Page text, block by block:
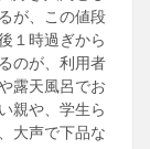
が、この値段
１時過ぎから
のが、利用者
露天風呂でお
親や、学生ら
大声で下品な